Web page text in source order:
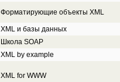
Форматирующие объекты XML
XML и базы данных
Школа SOAP
XML by example
XML for WWW